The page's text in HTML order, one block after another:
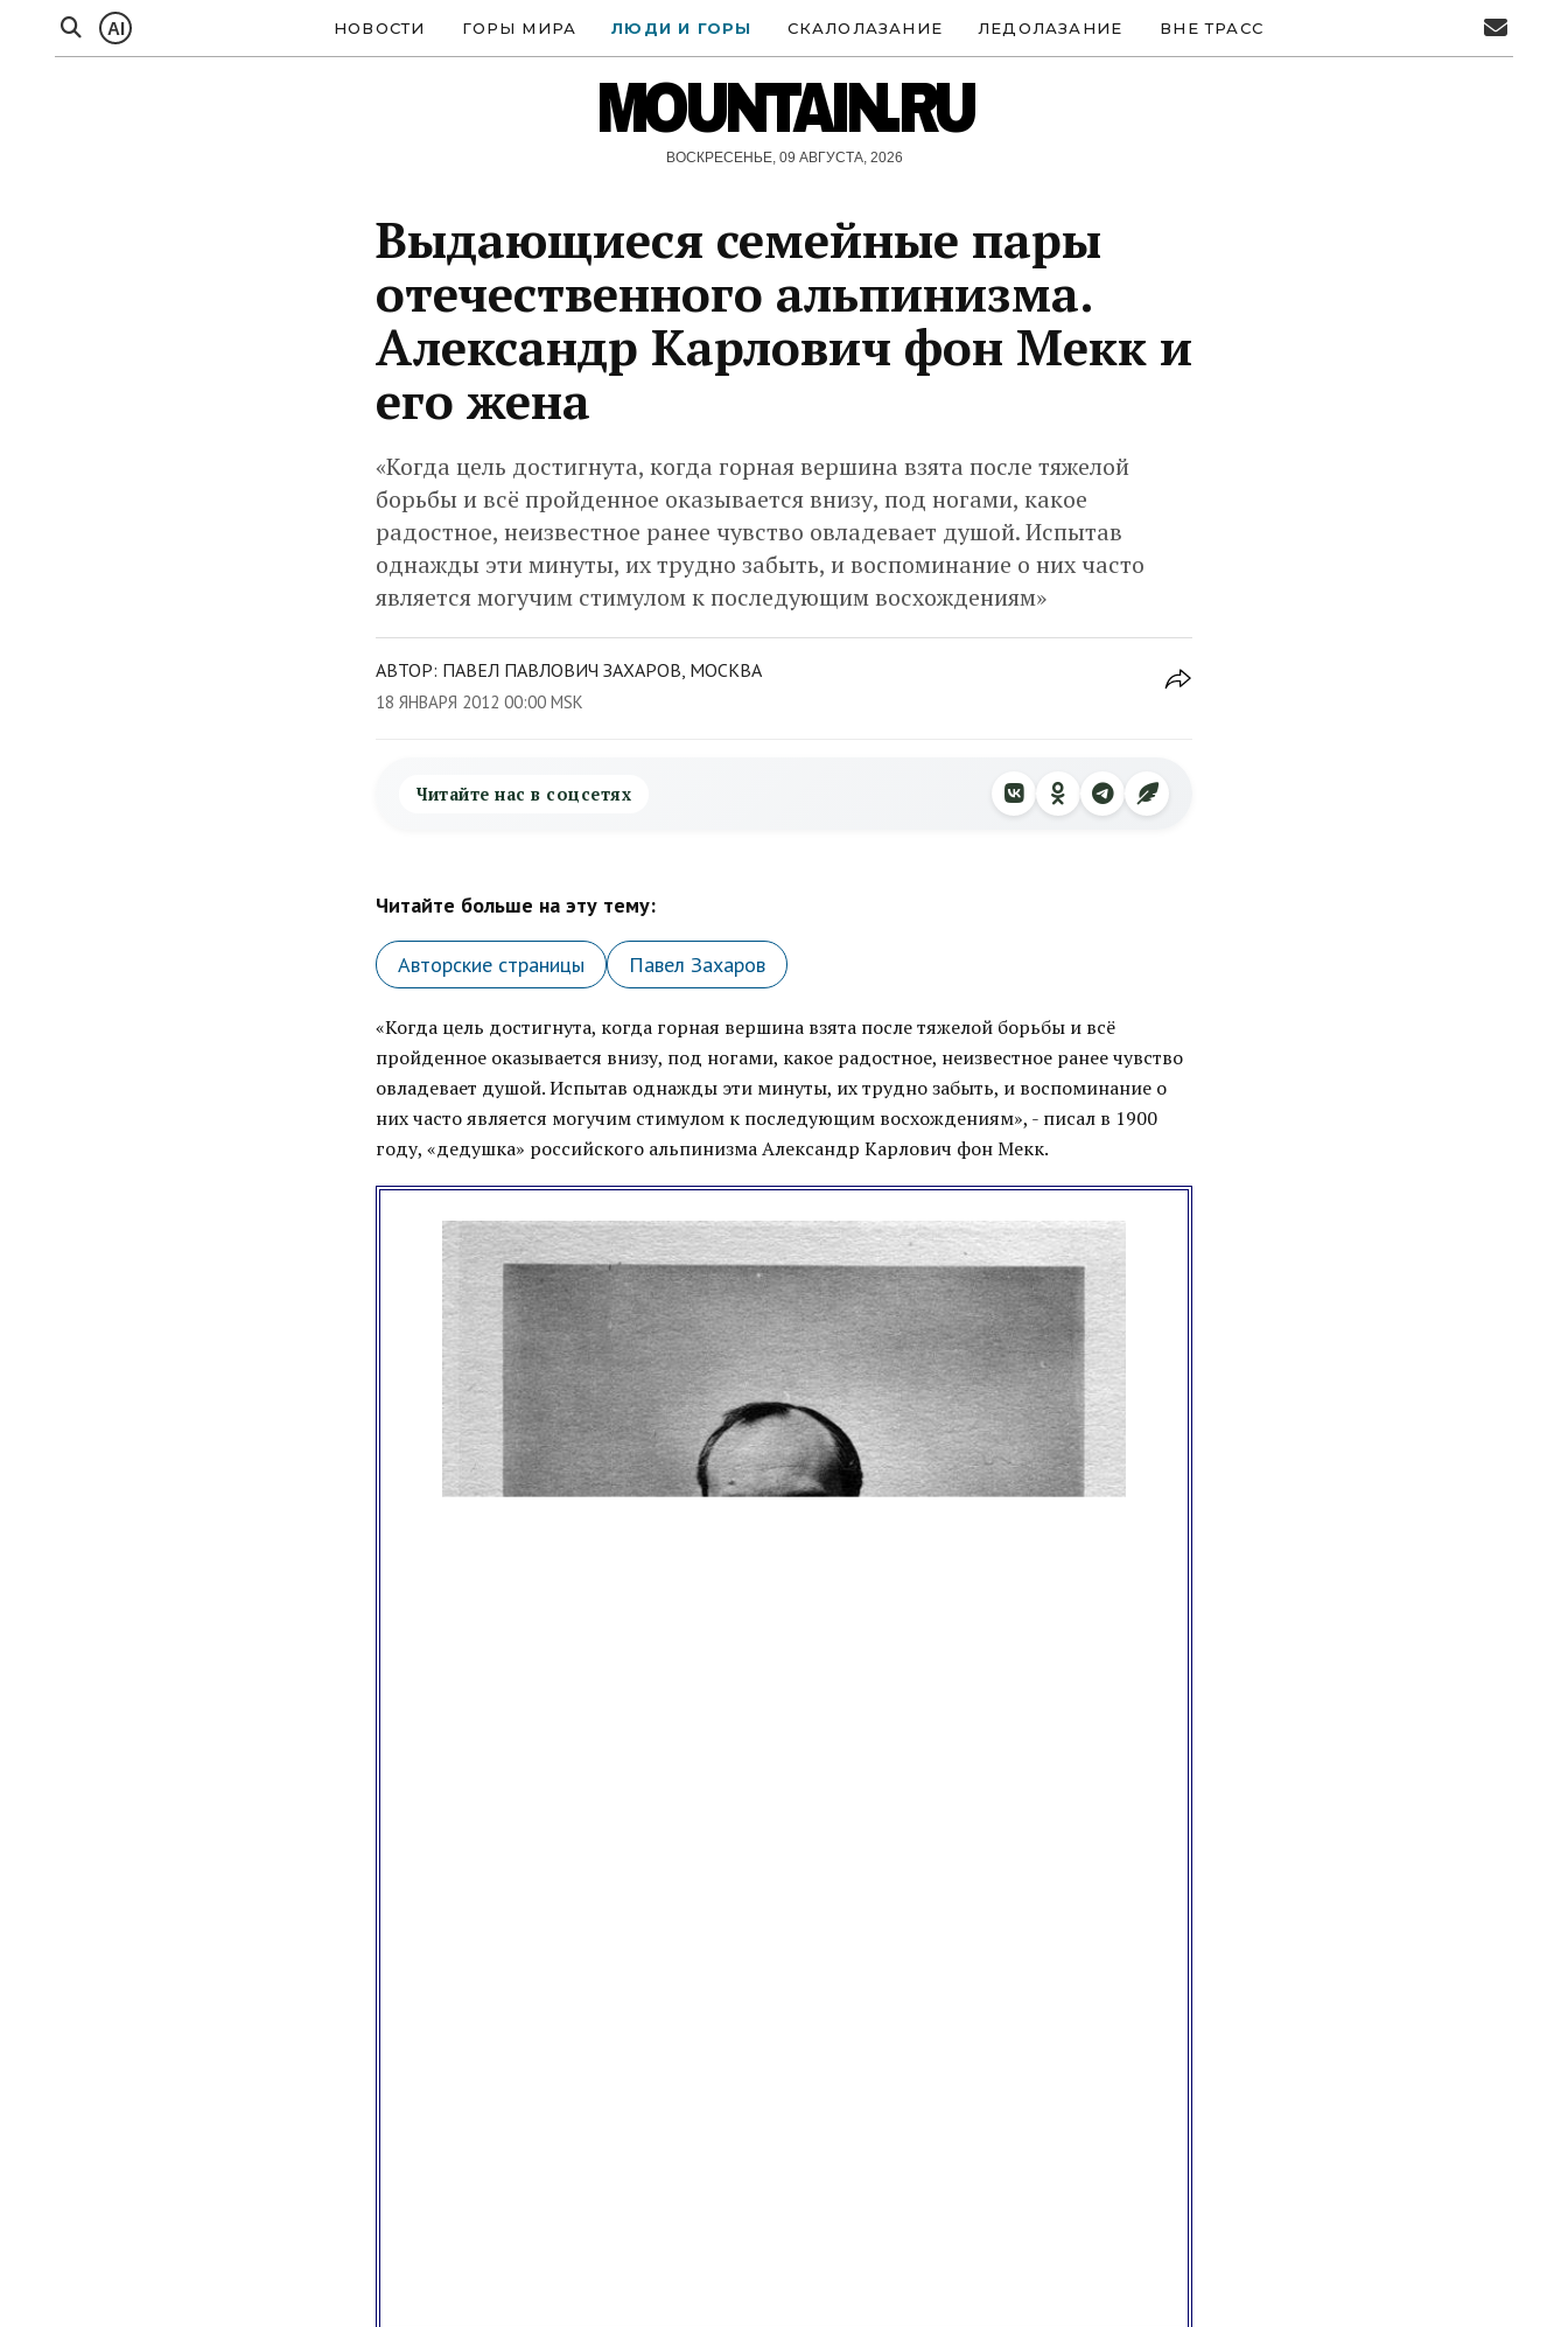
AI НОВОСТИ ГОРЫ МИРА ЛЮДИ И ГОРЫ СКАЛОЛАЗАНИЕ ЛЕДОЛАЗАНИЕ ВНЕ ТРАСС
MOUNTAIN.RU
ВОСКРЕСЕНЬЕ, 09 АВГУСТА, 2026
Выдающиеся семейные пары
отечественного альпинизма.
Александр Карлович фон Мекк и
его жена
«Когда цель достигнута, когда горная вершина взята после тяжелой
борьбы и всё пройденное оказывается внизу, под ногами, какое
радостное, неизвестное ранее чувство овладевает душой. Испытав
однажды эти минуты, их трудно забыть, и воспоминание о них часто
является могучим стимулом к последующим восхождениям»
АВТОР: ПАВЕЛ ПАВЛОВИЧ ЗАХАРОВ, МОСКВА
18 ЯНВАРЯ 2012 00:00 MSK
Читайте нас в соцсетях
Читайте больше на эту тему:
Авторские страницы Павел Захаров
«Когда цель достигнута, когда горная вершина взята после тяжелой борьбы и всё
пройденное оказывается внизу, под ногами, какое радостное, неизвестное ранее чувство
овладевает душой. Испытав однажды эти минуты, их трудно забыть, и воспоминание о
них часто является могучим стимулом к последующим восхождениям», - писал в 1900
году, «дедушка» российского альпинизма Александр Карлович фон Мекк.